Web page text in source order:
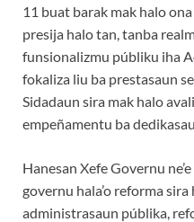
11 buat barak mak halo
presija halo tan, tanba
funsionalizmu públiku iha
fokaliza liu ba prestasaun
Sidadaun sira mak halo
empeñamentu ba
Hanesan Xefe Governu
governu hala’o reforma
administrasaun públika,